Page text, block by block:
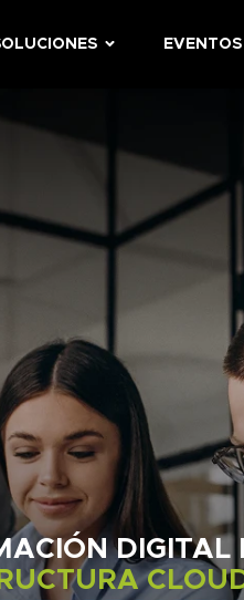
EVENTOS
DIGITAL